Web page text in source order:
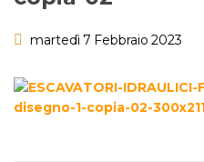
Blog e info
martedì 7 Febbraio 2023